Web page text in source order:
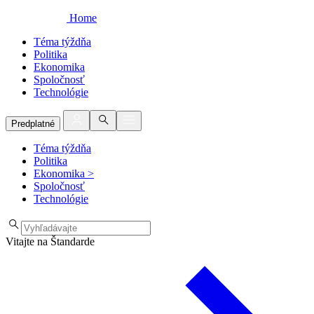
Home
Téma týždňa
Politika
Ekonomika
Spoločnosť
Technológie
Predplatné
Téma týždňa
Politika
Ekonomika >
Spoločnosť
Technológie
Vitajte na Štandarde